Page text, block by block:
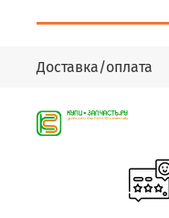
Доставка/оплата